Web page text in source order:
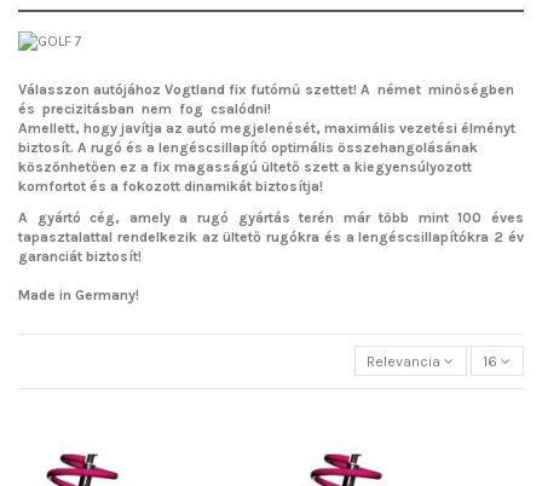
Válasszon autójához Vogtland fix futómű szettet! A német minőségben
és precizitásban nem fog csalódni!
Amellett, hogy javítja az autó megjelenését, maximális vezetési élményt
biztosít. A rugó és a lengéscsillapító optimális összehangolásának
köszönhetően ez a fix magasságú ültető szett a kiegyensúlyozott
komfortot és a fokozott dinamikát biztosítja!
A gyártó cég, amely a rugó gyártás terén már több mint 100 éves
tapasztalattal rendelkezik az ültető rugókra és a lengéscsillapítókra 2 év
garanciát biztosít!
Made in Germany!
Relevancia 16